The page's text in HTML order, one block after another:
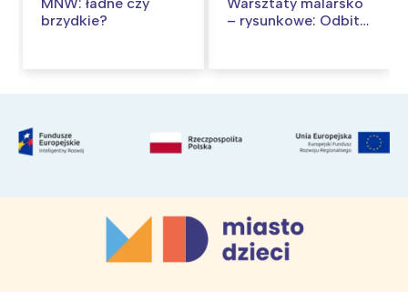
brzydkie?
– rysunkowe: Odbite